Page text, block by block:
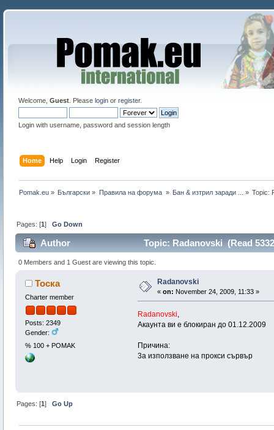
Welcome, Guest. Please loginor register.
Login with username, password and session length
Home Help Login Register
Pomak.eu » Български » Правила на форума » Бан & изтрил заради ... » Topic:
Pages: [1]Go Down
Author Topic: Radanovski (Read
0 Members and 1 Guest are viewing this topic.
Тоска
Charter member
Posts: 2349
Gender:
% 100 + POMAK
Radanovski
« on: November 24, 2009, 11:33 »
Radanovski,
Акаунта ви е блокиран до 01.12.2009
Причина:
3а използване на прокси сървър
Pages: [1]Go Up